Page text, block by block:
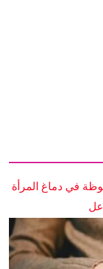
في دماغ المرأة